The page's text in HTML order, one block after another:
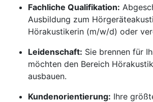
Fachliche Qualifikation:
Ausbildung zum
Hörakustikerin (m/w/d) oder
Leidenschaft: Sie brennen für
möchten den Bereich
ausbauen.
Kundenorientierung: Ihre